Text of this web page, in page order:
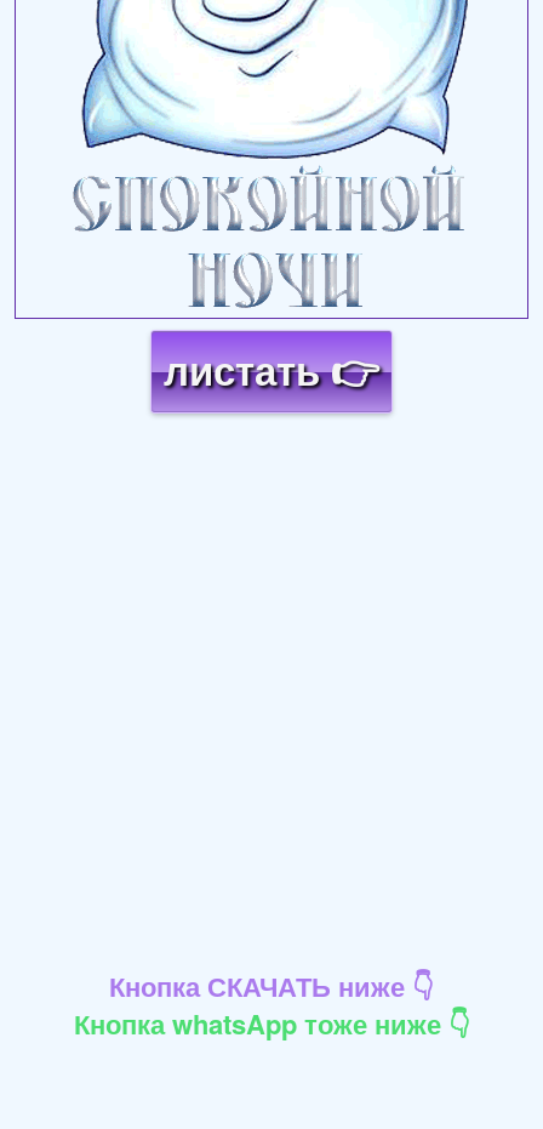
листать 👉
Кнопка СКАЧАТЬ ниже 👇
Кнопка whatsApp тоже ниже 👇